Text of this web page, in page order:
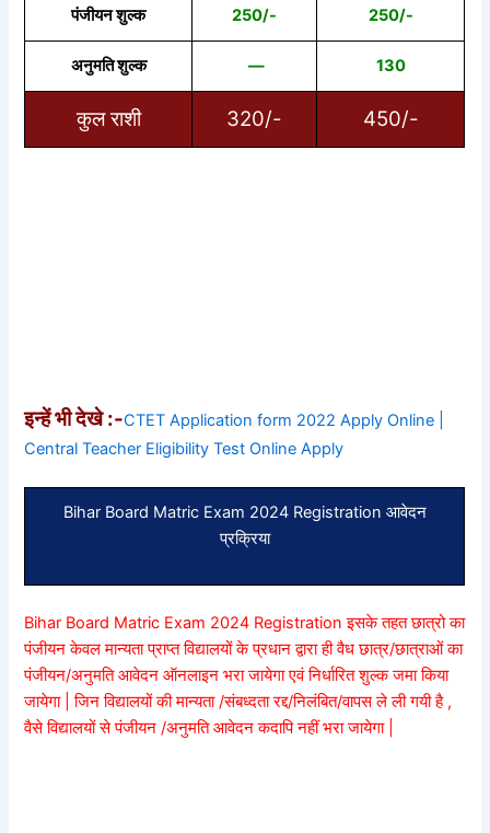
पंजीयन शुल्क 250/- 250/-
अनुमति शुल्क — 130
कुल राशी 320/- 450/-
इन्हें भी देखे :-CTET Application form 2022 Apply Online |
Central Teacher Eligibility Test Online Apply
Bihar Board Matric Exam 2024 Registration आवेदन
प्रक्रिया
Bihar Board Matric Exam 2024 Registration इसके तहत छात्रो का
पंजीयन केवल मान्यता प्राप्त विद्यालयों के प्रधान द्वारा ही वैध छात्र/छात्राओं का
पंजीयन/अनुमति आवेदन ऑनलाइन भरा जायेगा एवं निर्धारित शुल्क जमा किया
जायेगा | जिन विद्यालयों की मान्यता /संबध्दता रद्द/निलंबित/वापस ले ली गयी है ,
वैसे विद्यालयों से पंजीयन /अनुमति आवेदन कदापि नहीं भरा जायेगा |